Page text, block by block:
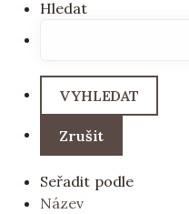
Hledat
Seřadit podle
Název